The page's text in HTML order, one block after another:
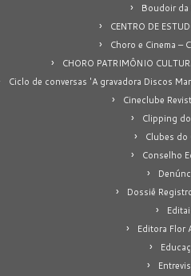
Boudoir da
CENTRO DE
Choro e Cinema –
CHORO PATRIMÔNIO
Ciclo de conversas 'A gravadora Discos
Cineclube
Clipping
Clubes do
Conselho
Dossiê
Editora Flor